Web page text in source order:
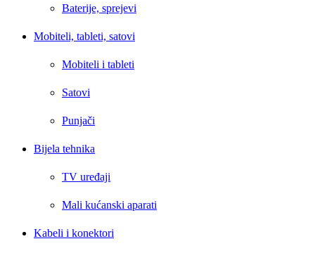
Baterije, sprejevi
Mobiteli, tableti, satovi
Mobiteli i tableti
Satovi
Punjači
Bijela tehnika
TV uređaji
Mali kućanski aparati
Kabeli i konektori